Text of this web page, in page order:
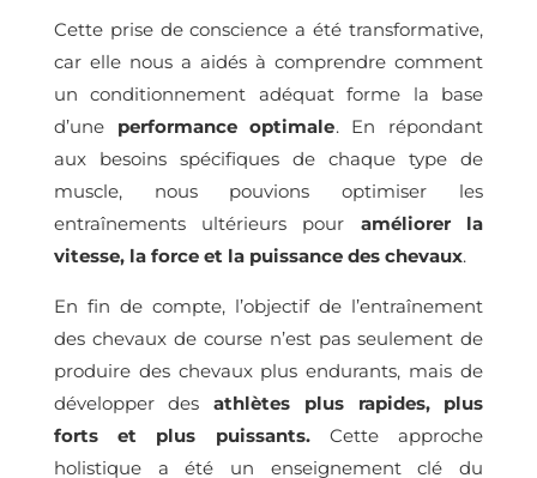
Cette prise de conscience a été transformative,
car elle nous a aidés à comprendre comment
un conditionnement adéquat forme la base
d’uneperformance optimale. En répondant
aux besoins spécifiques de chaque type de
muscle, nous pouvions optimiser les
entraînements ultérieurs pour améliorer la
vitesse, la force et la puissance des chevaux.
En fin de compte, l’objectif de l’entraînement
des chevaux de course n’est pas seulement de
produire des chevaux plus endurants, mais de
développer desathlètes plus rapides, plus
forts et plus puissants.Cette approche
holistique a été un enseignement clé du